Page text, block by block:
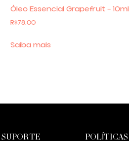
Óleo Essencial Grapefruit – 10ml
R$78.00
Saiba mais
POLÍTICAS